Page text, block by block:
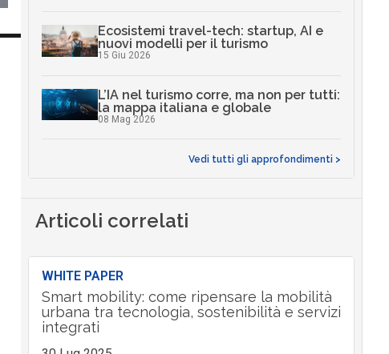
Ecosistemi travel-tech: startup, AI e
nuovi modelli per il turismo
15 Giu 2026
L’IA nel turismo corre, ma non per tutti:
la mappa italiana e globale
08 Mag 2026
Vedi tutti gli approfondimenti >
Articoli correlati
WHITE PAPER
Smart mobility: come ripensare la mobilità
urbana tra tecnologia, sostenibilità e servizi
integrati